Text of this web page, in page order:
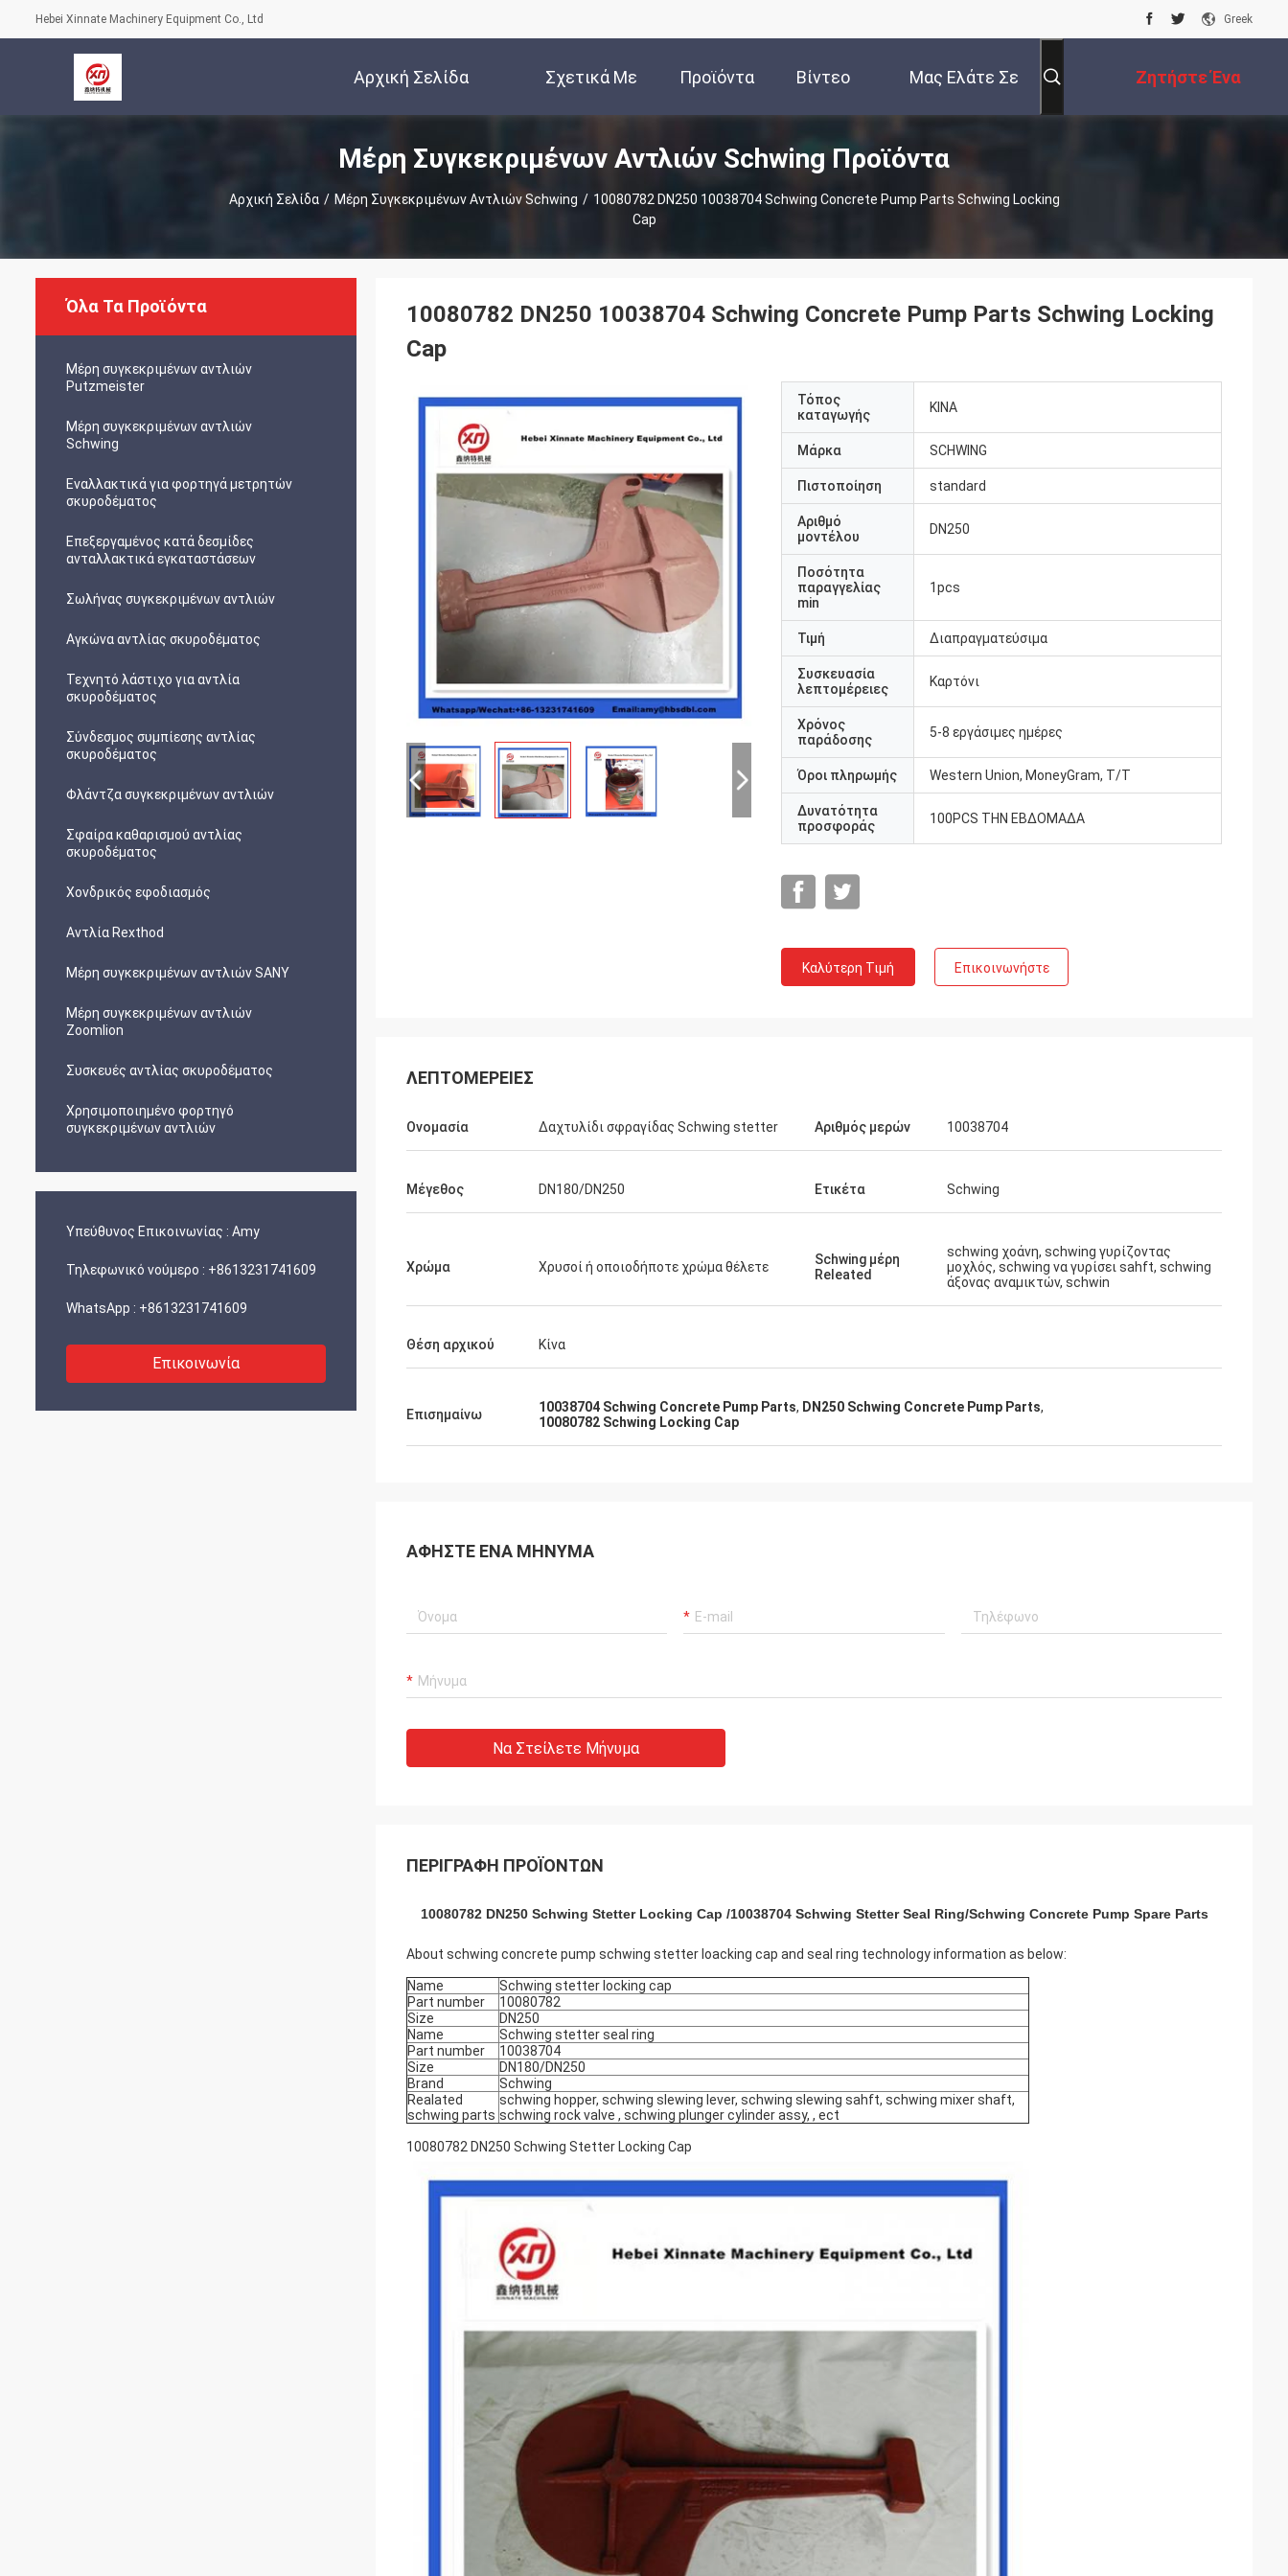
Hebei Xinnate Machinery Equipment Co., Ltd Greek
Αρχική Σελίδα Σχετικά Με
Εμάς
Προϊόντα Βίντεο Μας Ελάτε Σε
Επαφή Με
Ζητήστε Ένα
Απόσπασμα
Μέρη Συγκεκριμένων Αντλιών Schwing Προϊόντα
Αρχική Σελίδα / Μέρη Συγκεκριμένων Αντλιών Schwing / 10080782 DN250 10038704 Schwing Concrete Pump Parts Schwing Locking
Cap
Όλα Τα Προϊόντα
Μέρη συγκεκριμένων αντλιών
Putzmeister
Μέρη συγκεκριμένων αντλιών
Schwing
Εναλλακτικά για φορτηγά μετρητών
σκυροδέματος
Επεξεργαμένος κατά δεσμίδες
ανταλλακτικά εγκαταστάσεων
Σωλήνας συγκεκριμένων αντλιών
Αγκώνα αντλίας σκυροδέματος
Τεχνητό λάστιχο για αντλία
σκυροδέματος
Σύνδεσμος συμπίεσης αντλίας
σκυροδέματος
Φλάντζα συγκεκριμένων αντλιών
Σφαίρα καθαρισμού αντλίας
σκυροδέματος
Χονδρικός εφοδιασμός
Αντλία Rexthod
Μέρη συγκεκριμένων αντλιών SANY
Μέρη συγκεκριμένων αντλιών
Zoomlion
Συσκευές αντλίας σκυροδέματος
Χρησιμοποιημένο φορτηγό
συγκεκριμένων αντλιών
Υπεύθυνος Επικοινωνίας : Amy
Τηλεφωνικό νούμερο : +8613231741609
WhatsApp : +8613231741609
Επικοινωνία
10080782 DN250 10038704 Schwing Concrete Pump Parts Schwing Locking
Cap
Τόπος
καταγωγής
ΚΙΝΑ
Μάρκα SCHWING
Πιστοποίηση standard
Αριθμό
μοντέλου
DN250
Ποσότητα
παραγγελίας
min
1pcs
Τιμή Διαπραγματεύσιμα
Συσκευασία
λεπτομέρειες
Καρτόνι
Χρόνος
παράδοσης
5-8 εργάσιμες ημέρες
Όροι πληρωμής Western Union, MoneyGram, T/T
Δυνατότητα
προσφοράς
100PCS ΤΗΝ ΕΒΔΟΜΑΔΑ
Καλύτερη Τιμή Επικοινωνήστε
ΛΕΠΤΟΜΈΡΕΙΕΣ
Ονομασία Δαχτυλίδι σφραγίδας Schwing stetter Αριθμός μερών 10038704
Μέγεθος DN180/DN250 Ετικέτα Schwing
Χρώμα Χρυσοί ή οποιοδήποτε χρώμα θέλετε
Schwing μέρη
Releated
schwing χοάνη, schwing γυρίζοντας
μοχλός, schwing να γυρίσει sahft, schwing
άξονας αναμικτών, schwin
Θέση αρχικού Κίνα
Επισημαίνω 10038704 Schwing Concrete Pump Parts, DN250 Schwing Concrete Pump Parts,
10080782 Schwing Locking Cap
ΑΦΉΣΤΕ ΈΝΑ ΜΉΝΥΜΑ
Να Στείλετε Μήνυμα
ΠΕΡΙΓΡΑΦΉ ΠΡΟΪΌΝΤΩΝ
10080782 DN250 Schwing Stetter Locking Cap /10038704 Schwing Stetter Seal Ring/Schwing Concrete Pump Spare Parts
About schwing concrete pump schwing stetter loacking cap and seal ring technology information as below:
Name
Schwing stetter locking cap
Part number
10080782
Size
DN250
Name
Schwing stetter seal ring
Part number
10038704
Size
DN180/DN250
Brand
Schwing
Realated
schwing parts
schwing hopper, schwing slewing lever, schwing slewing sahft, schwing mixer shaft,
schwing rock valve , schwing plunger cylinder assy, , ect
10080782 DN250 Schwing Stetter Locking Cap